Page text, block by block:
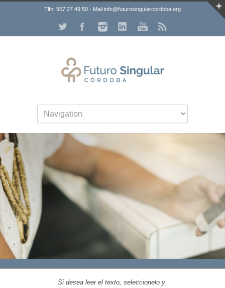
Tlfn: 957 27 49 50 - Mail info@futurosingularcordoba.org
Si desea leer el texto, seleccionelo y